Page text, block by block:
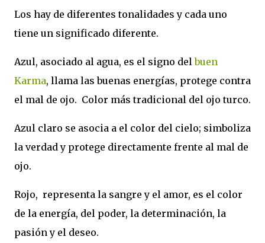
Los hay de diferentes tonalidades y cada uno
tiene un significado diferente.
Azul, asociado al agua, es el signo del buen
Karma, llama las buenas energías, protege contra
el mal de ojo. Color más tradicional del ojo turco.
Azul claro se asocia a el color del cielo; simboliza
la verdad y protege directamente frente al mal de
ojo.
Rojo, representa la sangre y el amor, es el color
de la energía, del poder, la determinación, la
pasión y el deseo.